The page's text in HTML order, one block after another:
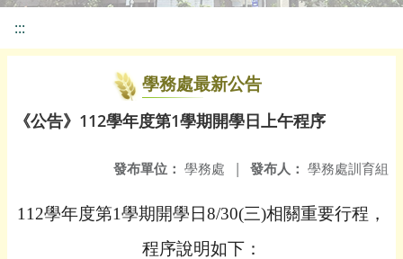
:::
學務處最新公告
《公告》112學年度第1學期開學日上午程序
發布人： 學務處訓育組
發布單位： 學務處 |
112學年度第1學期開學日8/30(三)相關重要行程，
程序說明如下：